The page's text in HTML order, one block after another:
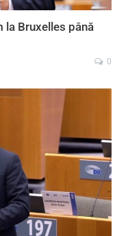
la Bruxelles până
0